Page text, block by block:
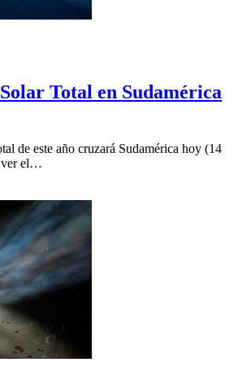
Total en Sudamérica
de este año cruzará Sudamérica hoy (14
ver el…